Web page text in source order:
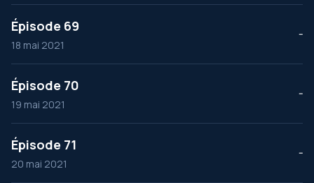
Épisode 69
18 mai 2021
--
Épisode 70
19 mai 2021
--
Épisode 71
20 mai 2021
--